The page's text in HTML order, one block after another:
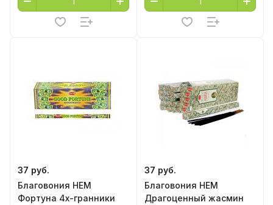
37 руб.
Благовония HEM
Фортуна 4х-гранники
37 руб.
Благовония HEM
Драгоценный жасмин